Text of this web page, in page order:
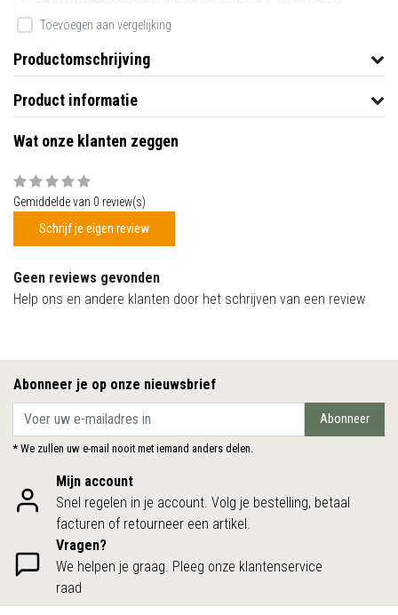
Toevoegen aan vergelijking
Productomschrijving
Product informatie
Wat onze klanten zeggen
Gemiddelde van 0 review(s)
Schrijf je eigen review
Geen reviews gevonden
Help ons en andere klanten door het schrijven van een review
Abonneer je op onze nieuwsbrief
Abonneer
* We zullen uw e-mail nooit met iemand anders delen.
Mijn account
Snel regelen in je account. Volg je bestelling, betaal
facturen of retourneer een artikel.
Vragen?
We helpen je graag. Pleeg onze klantenservice
raad